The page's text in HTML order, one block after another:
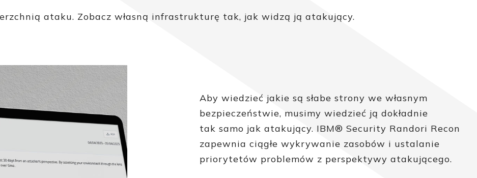
ataku. Zobacz własną infrastrukturę tak, jak widzą ją atakujący.
Aby wiedzieć jakie są słabe strony we własnym
bezpieczeństwie, musimy wiedzieć ją dokładnie
tak samo jak atakujący. IBM® Security Randori Recon
zapewnia ciągłe wykrywanie zasobów i ustalanie
priorytetów problemów z perspektywy atakującego.